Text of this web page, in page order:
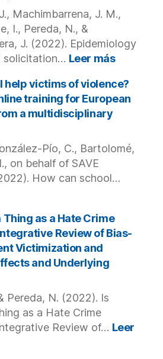
and
runaway
behavior.
Health,
Social
Problems
and
Damage
in
Victims
of
Sexual
Abuse
by
Catholic
Other
Perpetrators.
Machimbarrena, J. M.,
I., Pereda, N., &
J. (2022). Epidemiology
solicitation… Leer más:
of
online
study.
help victims of violence?
training for European
a multidisciplinary
Pío, C., Bartolomé,
on behalf of SAVE
How can school…
Thing as a Hate Crime
Review of Bias-
Victimization and
and Underlying
Pereda, N. (2022). Is
as a Hate Crime
Review of… Leer